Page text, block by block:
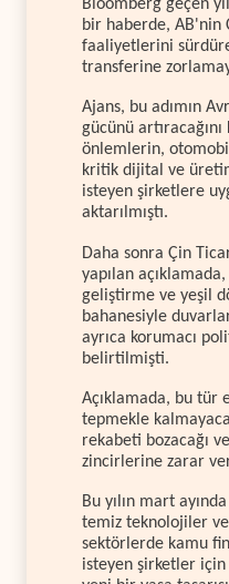
Bloomberg geçen
bir haberde, AB'nin
faaliyetlerini
transferine
Ajans, bu adımın
gücünü
önlemlerin,
kritik dijital ve
isteyen şirketlere
aktarılmıştı.
Daha sonra Çin
yapılan
geliştirme ve yeşil
bahanesiyle
ayrıca korumacı
belirtilmişti.
Açıklamada, bu tür
tepmekle
rekabeti bozacağı
zincirlerine zarar
Bu yılın mart
temiz teknolojiler
sektörlerde kamu
isteyen şirketler